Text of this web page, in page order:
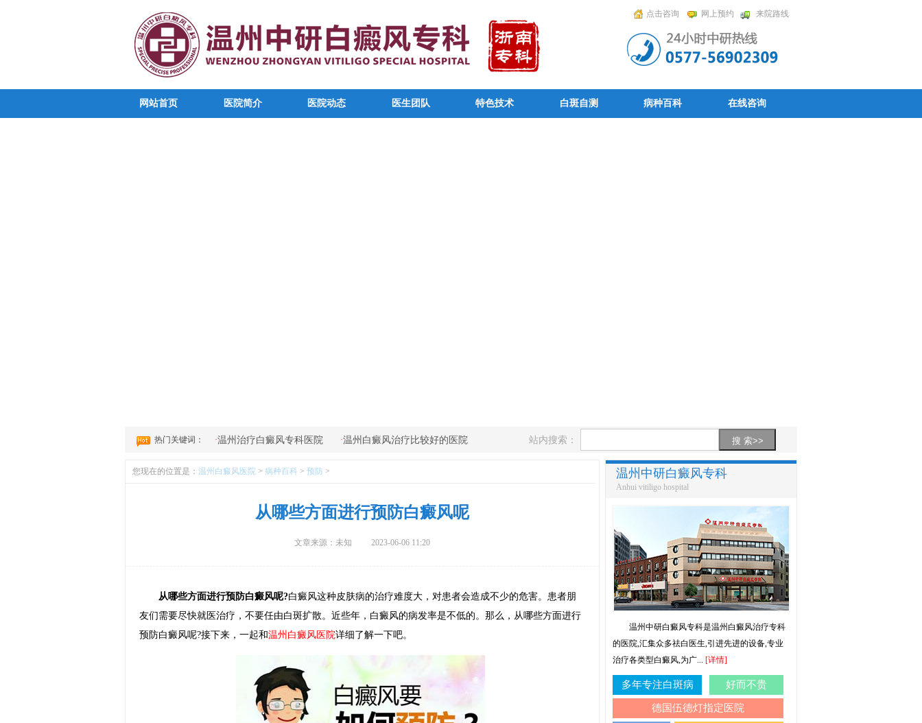
点击咨询 网上预约 来院路线
网站首页 医院简介 医院动态 医生团队 特色技术 白斑自测 病种百科 在线咨询
热门关键词： ·温州治疗白癜风专科医院 ·温州白癜风治疗比较好的医院 站内搜索：
您现在的位置是： 温州白癜风医院 > 病种百科 > 预防 >
从哪些方面进行预防白癜风呢
文章来源：未知 2023-06-06 11:20
从哪些方面进行预防白癜风呢?白癜风这种皮肤病的治疗难度大，对患者会造成不少的危害。患者朋
友们需要尽快就医治疗，不要任由白斑扩散。近些年，白癜风的病发率是不低的。那么，从哪些方面进行
预防白癜风呢?接下来，一起和温州白癜风医院详细了解一下吧。
温州中研白癜风专科
Anhui vitiligo hospital
温州中研白癜风专科是温州白癜风治疗专科
的医院,汇集众多祛白医生,引进先进的设备,专业
治疗各类型白癜风,为广... [详情]
多年专注白斑病 好而不贵
德国伍德灯指定医院